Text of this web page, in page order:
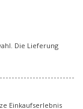
Die Lieferung
Einkaufserlebnis